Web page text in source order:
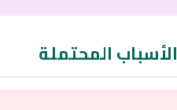
الأسباب المحتملة